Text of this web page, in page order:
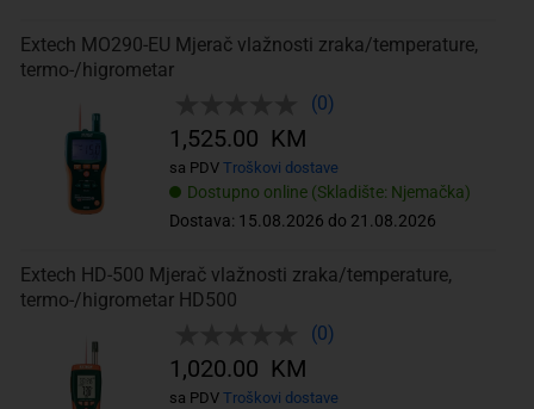
Extech MO290-EU Mjerač vlažnosti zraka/temperature,
termo-/higrometar
(0)
Dostupno online (Skladište: Njemačka)
Dostava: 15.08.2026 do 21.08.2026
1,525.00 KM
sa PDV Troškovi dostave
Extech HD-500 Mjerač vlažnosti zraka/temperature,
termo-/higrometar HD500
(0)
1,020.00 KM
sa PDV Troškovi dostave